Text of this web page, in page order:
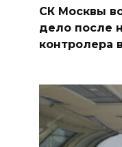
СК Москвы
дело после
контролера